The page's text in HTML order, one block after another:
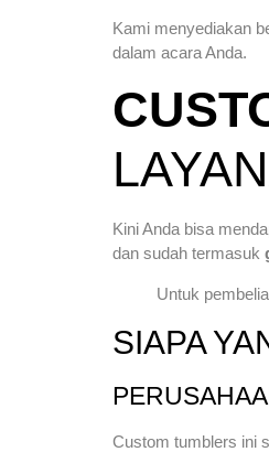
Kami menyediakan
dalam acara Anda.
Kini Anda bisa
dan sudah termasuk
Untuk
SIAPA
Custom tumblers ini